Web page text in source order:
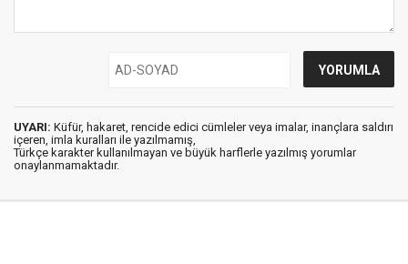
UYARI: Küfür, hakaret, rencide edici cümleler veya imalar, inançlara saldırı
içeren, imla kuralları ile yazılmamış,
Türkçe karakter kullanılmayan ve büyük harflerle yazılmış yorumlar
onaylanmamaktadır.